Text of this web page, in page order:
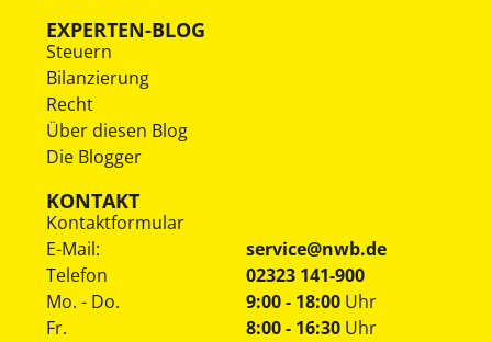
EXPERTEN-BLOG
Steuern
Bilanzierung
Recht
Über diesen Blog
Die Blogger
KONTAKT
Kontaktformular
E-Mail:
service@nwb.de
Telefon
02323 141-900
Mo. - Do.
Fr.
9:00 - 18:00 Uhr
8:00 - 16:30 Uhr